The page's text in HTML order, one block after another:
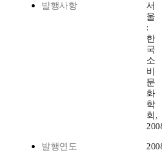
발행사항
서
울
:
한
국
소
비
문
화
학
회,
발행연도